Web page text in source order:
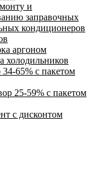
и
заправочных
кондиционеров
аргоном
холодильников
34-65% с пакетом
25-59% с пакетом
с дисконтом